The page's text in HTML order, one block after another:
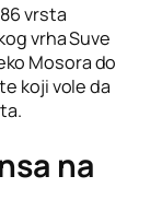
vrsta
vrha Suve
Mosora do
koji vole da
na